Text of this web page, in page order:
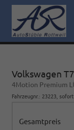
Volkswagen
4Motion Premium
Fahrzeugnr. : 23223
Gesamtpreis